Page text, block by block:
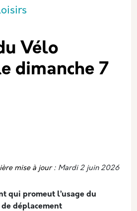
principale
Vélo
dimanche 7
mise à jour : Mardi 2 juin 2026
qui promeut l’usage du
de déplacement